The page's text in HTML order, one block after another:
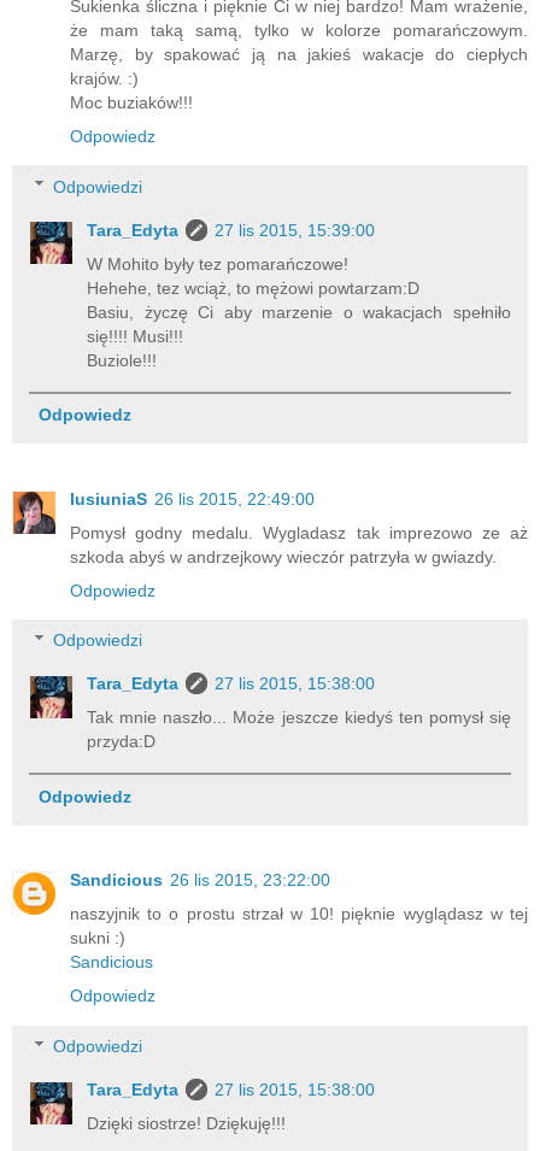
Sukienka śliczna i pięknie Ci w niej bardzo! Mam wrażenie,
że mam taką samą, tylko w kolorze pomarańczowym.
Marzę, by spakować ją na jakieś wakacje do ciepłych
krajów. :)
Moc buziaków!!!
Odpowiedz
Odpowiedzi
Tara_Edyta
27 lis 2015, 15:39:00
W Mohito były tez pomarańczowe!
Hehehe, tez wciąż, to mężowi powtarzam:D
Basiu, życzę Ci aby marzenie o wakacjach spełniło
się!!!! Musi!!!
Buziole!!!
Odpowiedz
lusiuniaS 26 lis 2015, 22:49:00
Pomysł godny medalu. Wygladasz tak imprezowo ze aż
szkoda abyś w andrzejkowy wieczór patrzyła w gwiazdy.
Odpowiedz
Odpowiedzi
Tara_Edyta
27 lis 2015, 15:38:00
Tak mnie naszło... Może jeszcze kiedyś ten pomysł się
przyda:D
Odpowiedz
Sandicious 26 lis 2015, 23:22:00
naszyjnik to o prostu strzał w 10! pięknie wyglądasz w tej
sukni :)
Sandicious
Odpowiedz
Odpowiedzi
Tara_Edyta
27 lis 2015, 15:38:00
Dzięki siostrze! Dziękuję!!!